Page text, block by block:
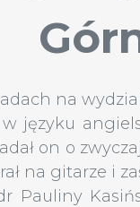
na
języku
on o
na gitarze i
Pauliny